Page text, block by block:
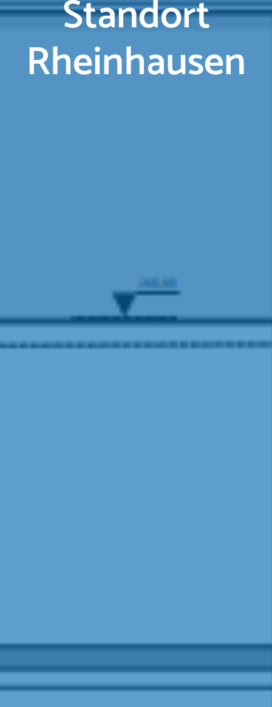
Standort
Rheinhausen